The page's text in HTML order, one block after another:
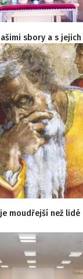
sbory a s jejich
moudřejší než lidé